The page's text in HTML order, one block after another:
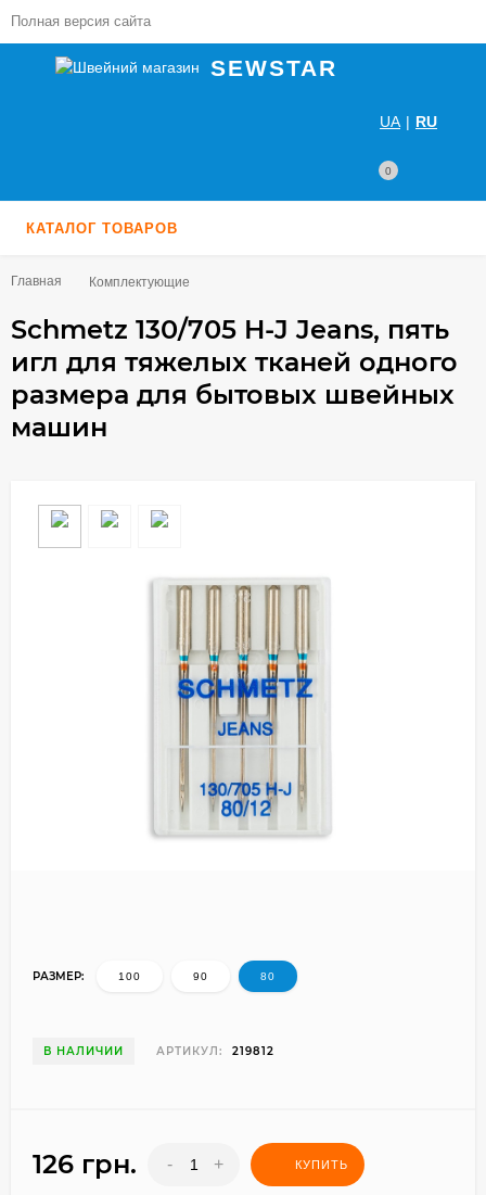
Полная версия сайта
UA | RU
0
SEWSTAR
КАТАЛОГ ТОВАРОВ
Главная Комплектующие
Schmetz 130/705 H-J Jeans, пять
игл для тяжелых тканей одного
размера для бытовых швейных
машин
РАЗМЕР: 100 90 80
В НАЛИЧИИ АРТИКУЛ: 219812
126 грн. - + КУПИТЬ